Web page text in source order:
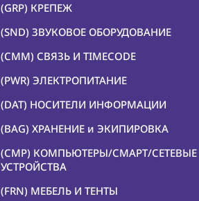
(GRP) КРЕПЕЖ
(SND) ЗВУКОВОЕ ОБОРУДОВАНИЕ
(CMM) СВЯЗЬ И TIMECODE
(PWR) ЭЛЕКТРОПИТАНИЕ
(DAT) НОСИТЕЛИ ИНФОРМАЦИИ
(BAG) ХРАНЕНИЕ и ЭКИПИРОВКА
(CMP) КОМПЬЮТЕРЫ/СМАРТ/СЕТЕВЫЕ
УСТРОЙСТВА
(FRN) МЕБЕЛЬ И ТЕНТЫ